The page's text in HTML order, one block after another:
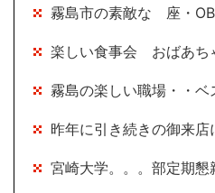
霧島市の素敵な 座・
楽しい食事会 おばあ
霧島の楽しい職場・・ベ
昨年に引き続きの御来店
宮崎大学。。。部定期